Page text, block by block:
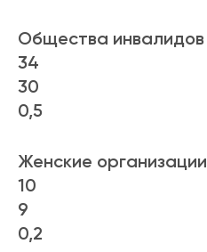
Общества инвалидов
34
30
0,5
Женские организации
10
9
0,2